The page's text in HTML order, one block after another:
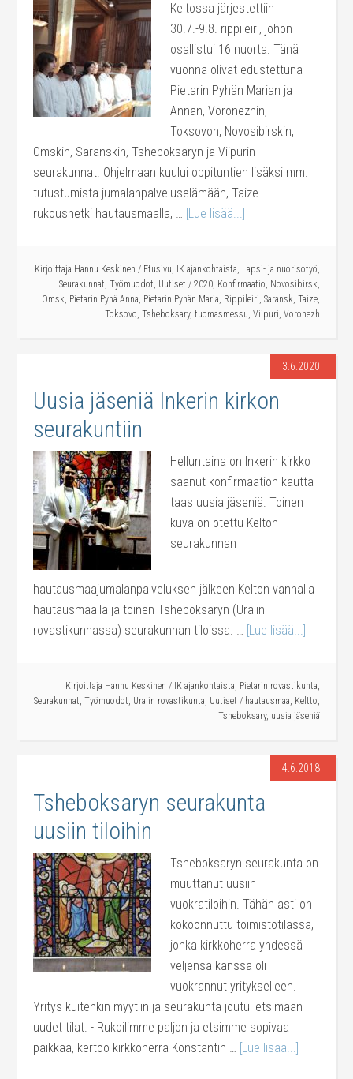
Keltossa järjestettiin
30.7.-9.8. rippileiri, johon
osallistui 16 nuorta. Tänä
vuonna olivat edustettuna
Pietarin Pyhän Marian ja
Annan, Voronezhin,
Toksovon, Novosibirskin,
Omskin, Saranskin, Tsheboksaryn ja Viipurin
seurakunnat. Ohjelmaan kuului oppituntien lisäksi mm.
tutustumista jumalanpalveluselämään, Taize-
rukoushetki hautausmaalla, … [Lue lisää...]
Kirjoittaja Hannu Keskinen / Etusivu, IK ajankohtaista, Lapsi- ja nuorisotyö,
Seurakunnat, Työmuodot, Uutiset / 2020, Konfirmaatio, Novosibirsk,
Omsk, Pietarin Pyhä Anna, Pietarin Pyhän Maria, Rippileiri, Saransk, Taize,
Toksovo, Tsheboksary, tuomasmessu, Viipuri, Voronezh
3.6.2020
Uusia jäseniä Inkerin kirkon
seurakuntiin
Helluntaina on Inkerin kirkko
saanut konfirmaation kautta
taas uusia jäseniä. Toinen
kuva on otettu Kelton
seurakunnan
hautausmaajumalanpalveluksen jälkeen Kelton vanhalla
hautausmaalla ja toinen Tsheboksaryn (Uralin
rovastikunnassa) seurakunnan tiloissa. … [Lue lisää...]
Kirjoittaja Hannu Keskinen / IK ajankohtaista, Pietarin rovastikunta,
Seurakunnat, Työmuodot, Uralin rovastikunta, Uutiset / hautausmaa, Keltto,
Tsheboksary, uusia jäseniä
4.6.2018
Tsheboksaryn seurakunta
uusiin tiloihin
Tsheboksaryn seurakunta on
muuttanut uusiin
vuokratiloihin. Tähän asti on
kokoonnuttu toimistotilassa,
jonka kirkkoherra yhdessä
veljensä kanssa oli
vuokrannut yritykselleen.
Yritys kuitenkin myytiin ja seurakunta joutui etsimään
uudet tilat. - Rukoilimme paljon ja etsimme sopivaa
paikkaa, kertoo kirkkoherra Konstantin … [Lue lisää...]